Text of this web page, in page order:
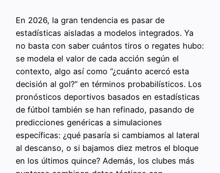
En 2026, la gran tendencia es pasar de
estadísticas aisladas a modelos integrados. Ya
no basta con saber cuántos tiros o regates hubo:
se modela el valor de cada acción según el
contexto, algo así como “¿cuánto acercó esta
decisión al gol?” en términos probabilísticos. Los
pronósticos deportivos basados en estadísticas
de fútbol también se han refinado, pasando de
predicciones genéricas a simulaciones
específicas: ¿qué pasaría si cambiamos al lateral
al descanso, o si bajamos diez metros el bloque
en los últimos quince? Además, los clubes más